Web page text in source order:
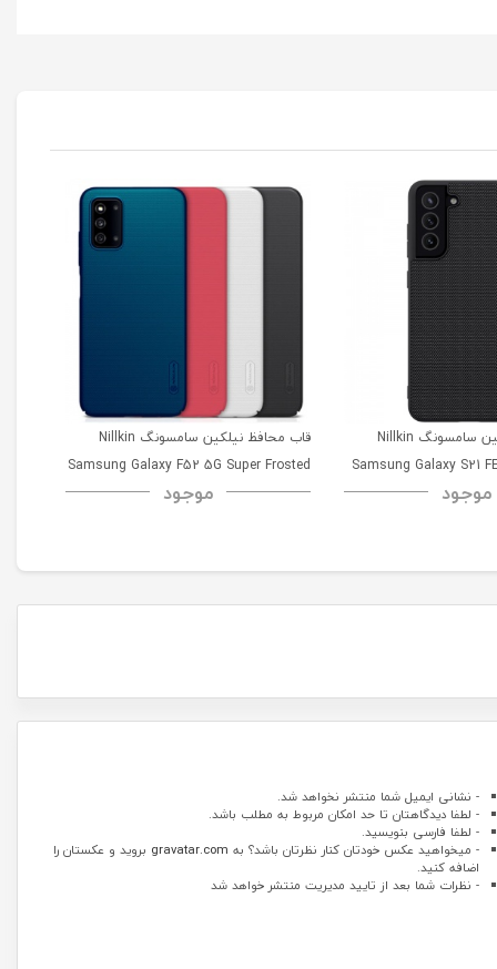
قاب محافظ نیلکین سامسونگ Nillkin
Samsung Galaxy S21
موجود
قاب محافظ نیلکین سامسونگ Nillkin
Samsung Galaxy F52 5G Super Frosted
Shield
موجود
- نشانی ایمیل شما منتشر نخواهد شد.
- لطفا دیدگاهتان تا حد امکان مربوط به مطلب باشد.
- لطفا فارسی بنویسید.
- میخواهید عکس خودتان کنار نظرتان باشد؟ به gravatar.com بروید و عکستان را
اضافه کنید.
- نظرات شما بعد از تایید مدیریت منتشر خواهد شد